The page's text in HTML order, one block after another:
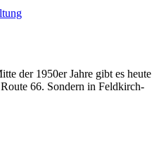
der 1950er Jahre gibt es heute
66. Sondern in Feldkirch-